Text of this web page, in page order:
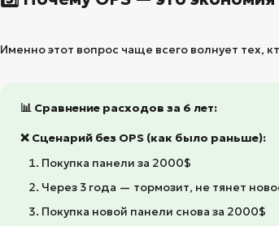
Именно этот вопрос чаще всего волнует тех,
📊 Сравнение расходов за 6 лет:
❌ Сценарий без OPS (как было раньше):
Покупка панели за 2000$
Через 3 года — тормозит, не тянет
Покупка новой панели снова за 2000$